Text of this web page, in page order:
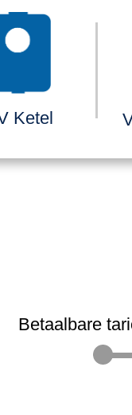
Ketel
Betaalbare